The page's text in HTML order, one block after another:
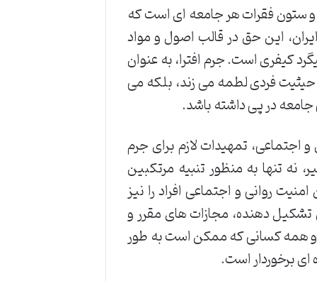
ستون فقرات هر جامعه ای است که
این حق در قالب اصول و مواد
کیفری است. جرم افترا، به عنوان
حیثیت فردی لطمه می زند، بلکه می
جامعه در پی داشته باشد.
و اجتماعی، تمهیدات لازم برای جرم
نه تنها به منظور تنبیه مرتکبین
روانی و اجتماعی افراد را نیز
تشکیل دهنده، مجازات های مقرر و
و همه کسانی که ممکن است به طور
برخوردار است.